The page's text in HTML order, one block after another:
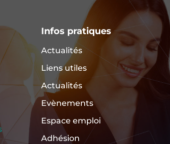
Infos pratiques
Actualités
Liens utiles
Actualités
Evènements
Espace emploi
Adhésion